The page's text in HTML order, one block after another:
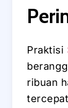
Praktisi
ribuan